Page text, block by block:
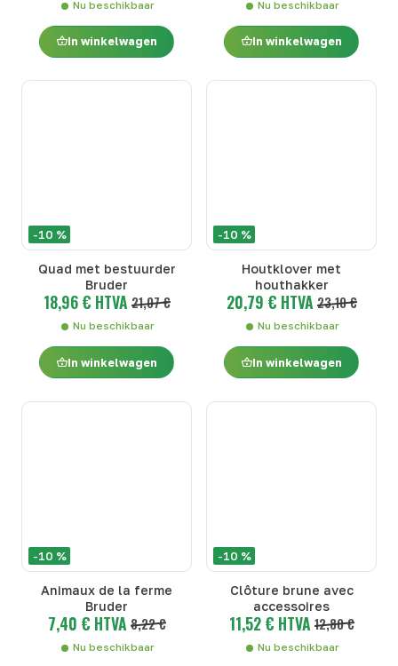
Nu beschikbaar
In winkelwagen
Nu beschikbaar
In winkelwagen
-10 %
Quad met bestuurder
Bruder
18,96 € HTVA 21,07 €
Nu beschikbaar
In winkelwagen
-10 %
Houtklover met
houthakker
20,79 € HTVA 23,10 €
Nu beschikbaar
In winkelwagen
-10 %
Animaux de la ferme
Bruder
7,40 € HTVA 8,22 €
Nu beschikbaar
-10 %
Clôture brune avec
accessoires
11,52 € HTVA 12,80 €
Nu beschikbaar